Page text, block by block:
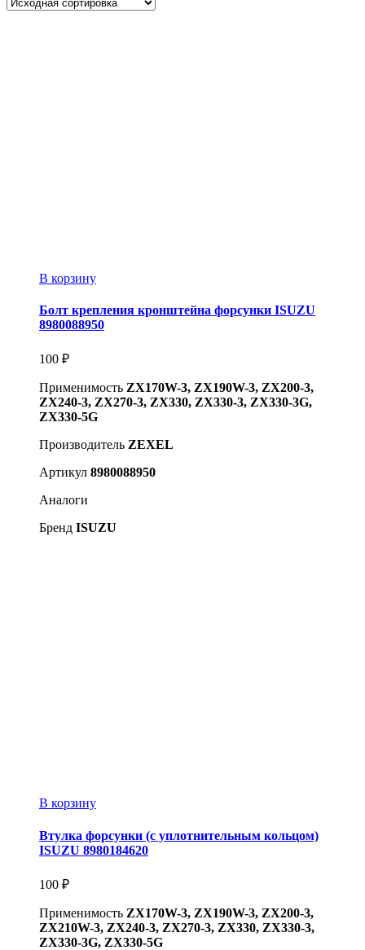
В корзину
Болт крепления кронштейна форсунки ISUZU
8980088950
100 ₽
Применимость ZX170W-3, ZX190W-3, ZX200-3,
ZX240-3, ZX270-3, ZX330, ZX330-3, ZX330-3G,
ZX330-5G
Производитель ZEXEL
Артикул 8980088950
Аналоги
Бренд ISUZU
В корзину
Втулка форсунки (с уплотнительным кольцом)
ISUZU 8980184620
100 ₽
Применимость ZX170W-3, ZX190W-3, ZX200-3,
ZX210W-3, ZX240-3, ZX270-3, ZX330, ZX330-3,
ZX330-3G, ZX330-5G